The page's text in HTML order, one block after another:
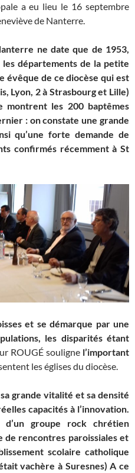
a eu lieu le 16 septembre
de Nanterre.
ne date que de 1953,
départements de la petite
évêque de ce diocèse qui est
Lyon, 2 à Strasbourg et Lille)
montrent les 200 baptêmes
: on constate une grande
qu’une forte demande de
confirmés récemment à St
et se démarque par une
les disparités étant
ROUGÉ souligne l’important
les églises du diocèse.
grande vitalité et sa densité
capacités à l’innovation.
d’un groupe rock chrétien
de rencontres paroissiales et
scolaire catholique
vachère à Suresnes) A ce